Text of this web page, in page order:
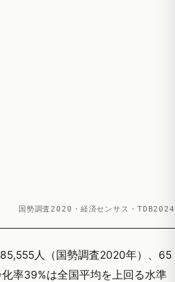
国勢調査2020・経済センサス・TDB2024
人（国勢調査2020年）、65
率39%は全国平均を上回る水準